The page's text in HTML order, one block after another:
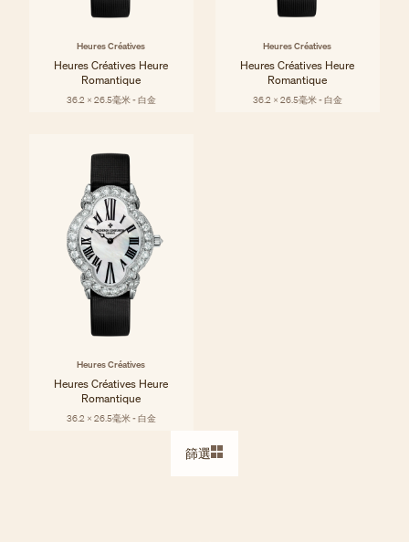
篩選
Heures Créatives
Heures Créatives Heure
Romantique
36.2 x 26.5毫米 - 白金
Heures Créatives
Heures Créatives Heure
Romantique
36.2 x 26.5毫米 - 白金
Heures Créatives
Heures Créatives Heure
Romantique
36.2 x 26.5毫米 - 白金